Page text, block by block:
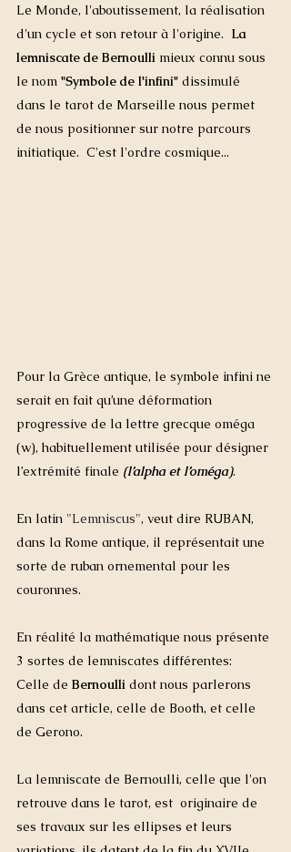
Le Monde, l'aboutissement, la réalisation
d'un cycle et son retour à l'origine. La
lemniscate de Bernoulli mieux connu sous
le nom "Symbole de l'infini" dissimulé
dans le tarot de Marseille nous permet
de nous positionner sur notre parcours
initiatique.  C'est l'ordre cosmique...
Pour la Grèce antique, le symbole infini ne
serait en fait qu’une déformation
progressive de la lettre grecque oméga
(w), habituellement utilisée pour désigner
l’extrémité finale (l’alpha et l’oméga).
En latin "Lemniscus", veut dire RUBAN,
dans la Rome antique, il représentait une
sorte de ruban ornemental pour les
couronnes.
En réalité la mathématique nous présente
3 sortes de lemniscates différentes:
Celle de Bernoulli dont nous parlerons
dans cet article, celle de Booth, et celle
de Gerono.
La lemniscate de Bernoulli, celle que l'on
retrouve dans le tarot, est  originaire de
ses travaux sur les ellipses et leurs